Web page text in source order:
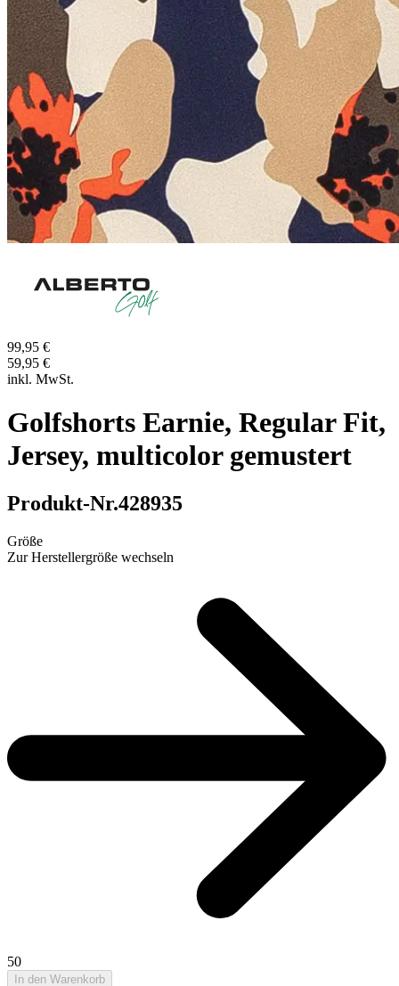
99,95 €
59,95 €
inkl. MwSt.
Golfshorts Earnie, Regular Fit,
Jersey, multicolor gemustert
Produkt-Nr.428935
Größe
Zur Herstellergröße wechseln
50
In den Warenkorb